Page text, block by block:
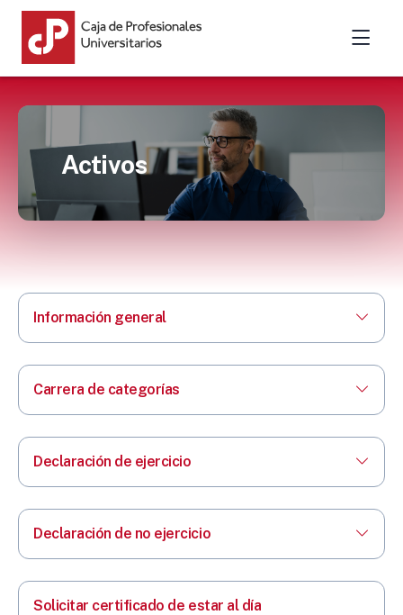
Activos
Información general
Carrera de categorías
Declaración de ejercicio
Declaración de no ejercicio
Solicitar certificado de estar al día